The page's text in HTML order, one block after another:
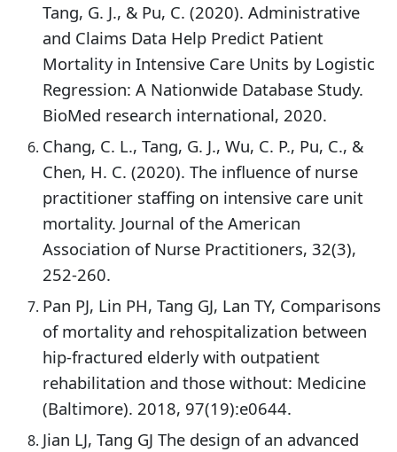
Tang, G. J., & Pu, C. (2020). Administrative
and Claims Data Help Predict Patient
Mortality in Intensive Care Units by Logistic
Regression: A Nationwide Database Study.
BioMed research international, 2020.
Chang, C. L., Tang, G. J., Wu, C. P., Pu, C., &
Chen, H. C. (2020). The influence of nurse
practitioner staffing on intensive care unit
mortality. Journal of the American
Association of Nurse Practitioners, 32(3),
252-260.
Pan PJ, Lin PH, Tang GJ, Lan TY, Comparisons
of mortality and rehospitalization between
hip-fractured elderly with outpatient
rehabilitation and those without: Medicine
(Baltimore). 2018, 97(19):e0644.
Jian LJ, Tang GJ The design of an advanced